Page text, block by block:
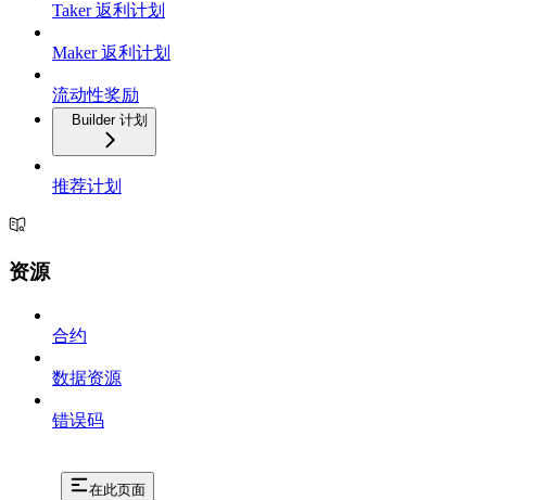
Taker 返利计划
Maker 返利计划
流动性奖励
Builder 计划
推荐计划
资源
合约
数据资源
错误码
在此页面